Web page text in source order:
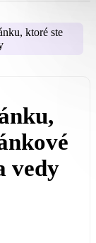
ktoré ste
vedy